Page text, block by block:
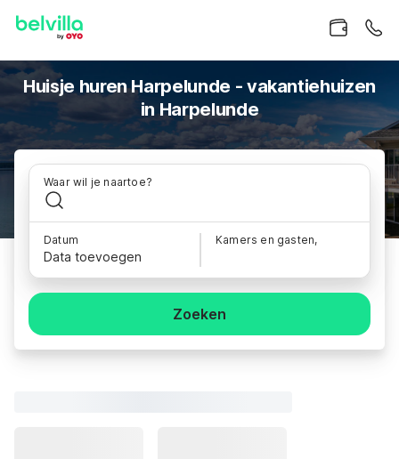
Huisje huren Harpelunde - vakantiehuizen
in Harpelunde
Waar wil je naartoe?
Datum
Data toevoegen
Kamers en gasten,
Zoeken